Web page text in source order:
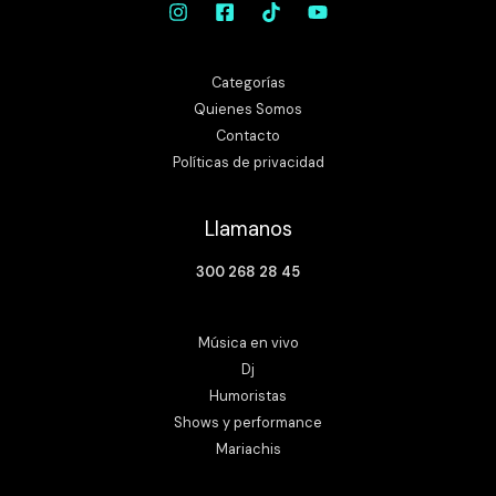
Categorías
Quienes Somos
Contacto
Políticas de privacidad
Llamanos
300 268 28 45
Música en vivo
Dj
Humoristas
Shows y performance
Mariachis